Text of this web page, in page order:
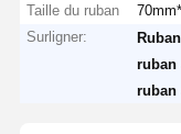
Taille du ruban
Surligner:
ruban
ruban